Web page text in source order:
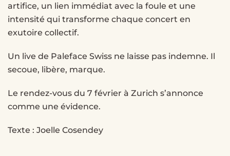
artifice, un lien immédiat avec la foule et une
intensité qui transforme chaque concert en
exutoire collectif.
Un live de Paleface Swiss ne laisse pas indemne. Il
secoue, libère, marque.
Le rendez-vous du 7 février à Zurich s’annonce
comme une évidence.
Texte : Joelle Cosendey